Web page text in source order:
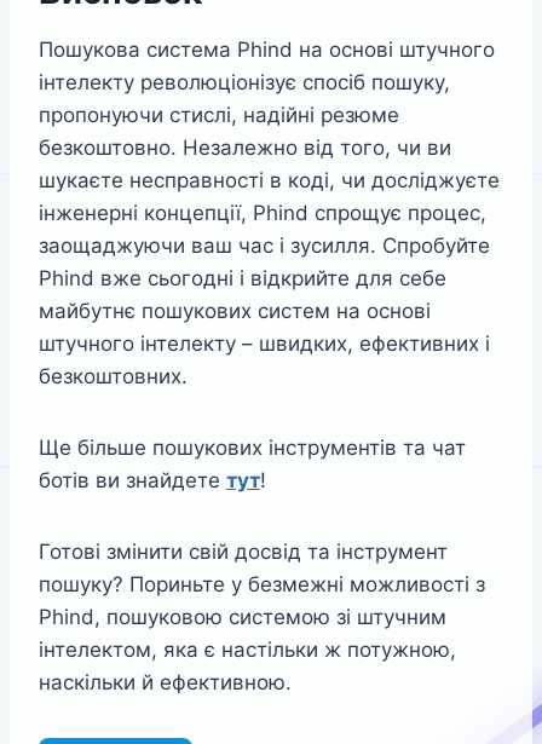
Пошукова система Phind на основі штучного
інтелекту революціонізує спосіб пошуку,
пропонуючи стислі, надійні резюме
безкоштовно. Незалежно від того, чи ви
шукаєте несправності в коді, чи досліджуєте
інженерні концепції, Phind спрощує процес,
заощаджуючи ваш час і зусилля. Спробуйте
Phind вже сьогодні і відкрийте для себе
майбутнє пошукових систем на основі
штучного інтелекту – швидких, ефективних і
безкоштовних.
Ще більше пошукових інструментів та чат
ботів ви знайдете тут!
Готові змінити свій досвід та інструмент
пошуку? Пориньте у безмежні можливості з
Phind, пошуковою системою зі штучним
інтелектом, яка є настільки ж потужною,
наскільки й ефективною.